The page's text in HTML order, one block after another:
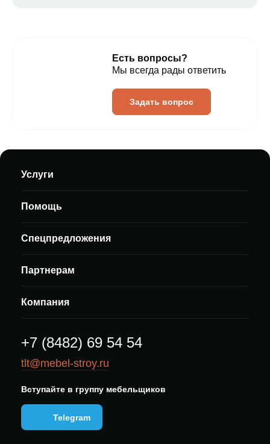
Есть вопросы?
Мы всегда рады ответить
Задать вопрос
Услуги
Помощь
Спецпредложения
Партнерам
Компания
+7 (8482) 69 54 54
tlt@mebel-stroy.ru
Вступайте в группу мебельщиков
Telegram